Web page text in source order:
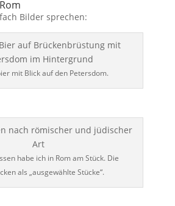
Bilder sprechen:
mit Blick auf den Petersdom.
habe ich in Rom am Stück. Die
als „ausgewählte Stücke“.